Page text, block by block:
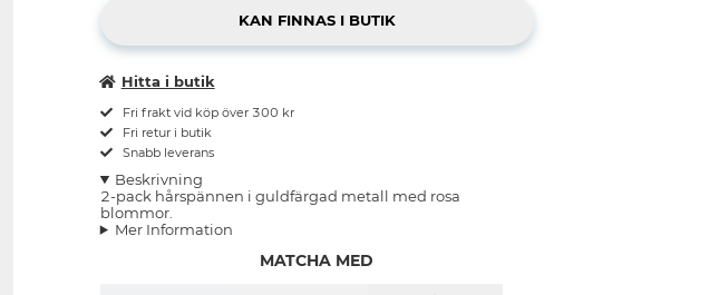
Hitta i butik
Fri frakt vid köp över 300 kr
Fri retur i butik
Snabb leverans
Beskrivning
2-pack hårspännen i guldfärgad metall med rosa
blommor.
Mer Information
MATCHA MED